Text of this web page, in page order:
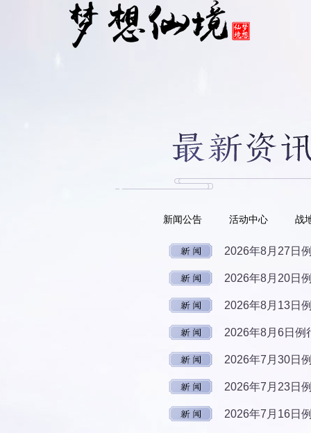
新闻公告 活动中心 战
2026年8月27日
2026年8月20日
2026年8月13日
2026年8月6日例
2026年7月30日
2026年7月23日
2026年7月16日